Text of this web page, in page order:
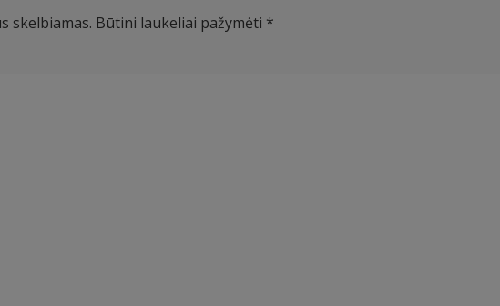
skelbiamas. Būtini laukeliai pažymėti *